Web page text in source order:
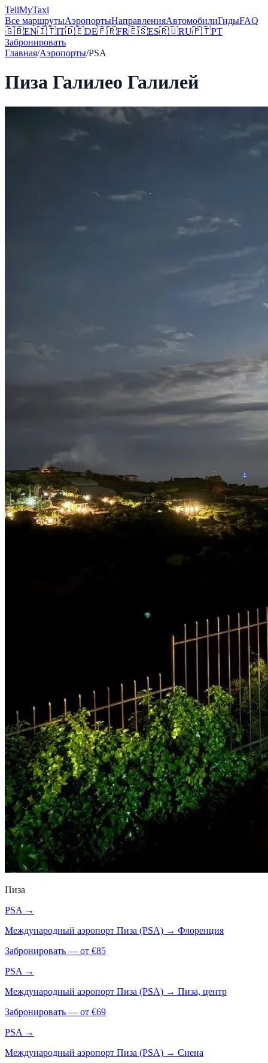
TellMyTaxi
Все маршрутыАэропортыНаправленияАвтомобилиГидыFAQ
🇬🇧EN🇮🇹IT🇩🇪DE🇫🇷FR🇪🇸ES🇷🇺RU🇵🇹PT
Забронировать
Главная/Аэропорты/PSA
Пиза Галилео Галилей
Пиза
PSA →
Международный аэропорт Пиза (PSA) → Флоренция
Забронировать — от €85
PSA →
Международный аэропорт Пиза (PSA) → Пиза, центр
Забронировать — от €69
PSA →
Международный аэропорт Пиза (PSA) → Сиена